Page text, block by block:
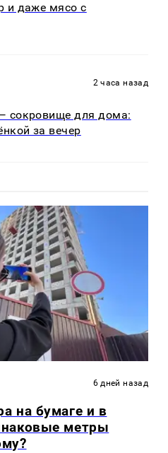
и даже мясо с
2 часа назад
сокровище для дома:
за вечер
6 дней назад
на бумаге и в
метры